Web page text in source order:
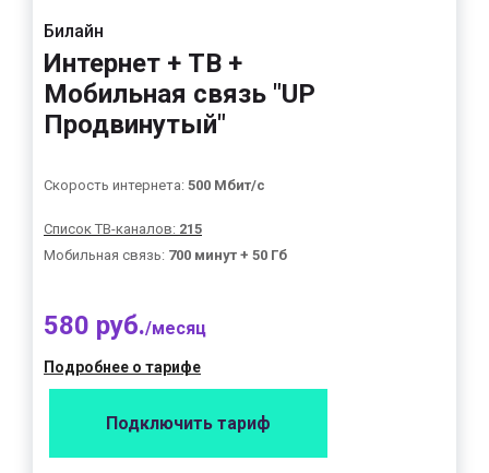
Билайн
Интернет + ТВ +
Мобильная связь "UP
Продвинутый"
Скорость интернета: 500 Мбит/с
Список ТВ-каналов: 215
Мобильная связь: 700 минут + 50 Гб
580 руб./месяц
Подробнее о тарифе
Подключить тариф